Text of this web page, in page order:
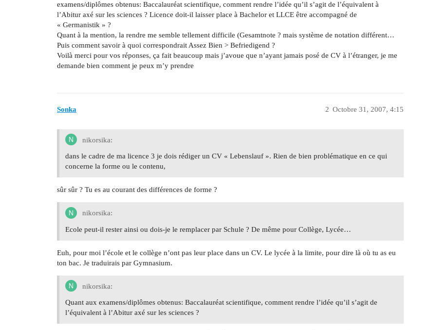
examens/diplômes obtenus: Baccalauréat scientifique, comment rendre l’idée qu’il s’agit de l’équivalent à
l’Abitur axé sur les sciences ? Licence doit-il laisser place à Bachelor et LLCE être accompagné de
« Germanistik » ?
Quant à la mention, la rendre me semble tellement difficile (Gesamtnote ? mais système de notation différent…
Puis comment savoir à quoi correspondrait Assez Bien > Befriedigend ?
Voilà merci pour vos réponses, ça fait beaucoup mais j’avoue que n’ayant jamais posé de CV à l’étranger, je me
demande bien comment je peux m’y prendre
Sonka Octobre 31, 2007, 4:15
2
nikorsika:
dans le cadre de ma licence 3 je dois rédiger un CV « Lebenslauf ». Rien de bien problématique en ce qui
concerne la forme ou le contenu,
sûr sûr ? Tu es au courant des différences de forme ?
nikorsika:
Ecole peut-il rester ainsi ou dois-je le remplacer par Schule ? De même pour Collège, Lycée…
Euh, pour moi l’école et le collège n’ont pas leur place dans un CV. Le lycée à la limite, pour dire là où tu as eu
ton bac. Je traduirais par Gymnasium.
nikorsika:
Quant aux examens/diplômes obtenus: Baccalauréat scientifique, comment rendre l’idée qu’il s’agit de
l’équivalent à l’Abitur axé sur les sciences ?